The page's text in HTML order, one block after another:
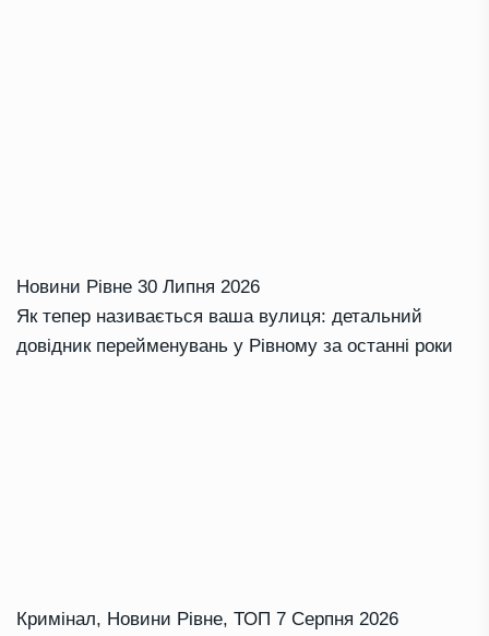
Новини Рівне 30 Липня 2026
Як тепер називається ваша вулиця: детальний
довідник перейменувань у Рівному за останні роки
Кримінал, Новини Рівне, ТОП 7 Серпня 2026